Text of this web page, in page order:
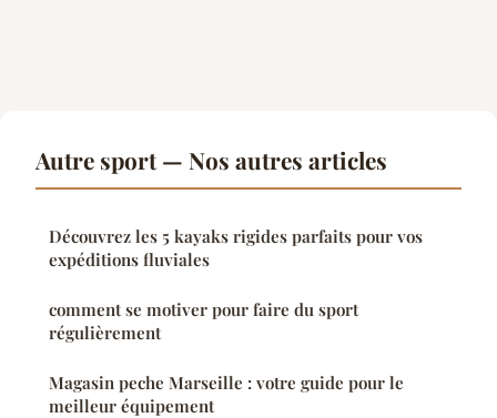
Autre sport — Nos autres articles
Découvrez les 5 kayaks rigides parfaits pour vos
expéditions fluviales
comment se motiver pour faire du sport
régulièrement
Magasin peche Marseille : votre guide pour le
meilleur équipement